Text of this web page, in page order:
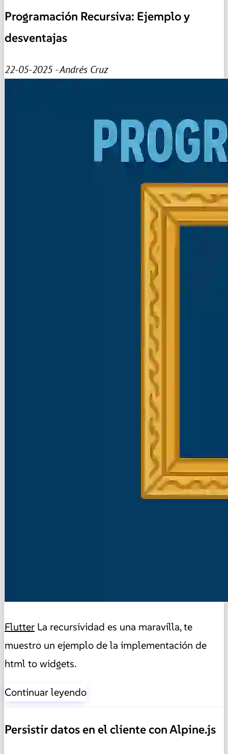
Programación Recursiva: Ejemplo y
desventajas
22-05-2025 - Andrés Cruz
Flutter La recursividad es una maravilla, te
muestro un ejemplo de la implementación de
html to widgets.
Continuar leyendo
Persistir datos en el cliente con Alpine.js